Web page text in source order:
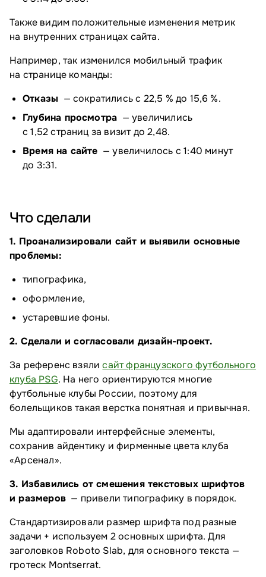
Также видим положительные изменения метрик
на внутренних страницах сайта.
Например, так изменился мобильный трафик
на странице команды:
Отказы — сократились с 22,5 % до 15,6 %.
Глубина просмотра — увеличились
с 1,52 страниц за визит до 2,48.
Время на сайте — увеличилось с 1:40 минут
до 3:31.
Что сделали
1. Проанализировали сайт и выявили основные
проблемы:
типографика,
оформление,
устаревшие фоны.
2. Сделали и согласовали дизайн-проект.
За референс взялисайт французского футбольного
клуба PSG. На него ориентируются многие
футбольные клубы России, поэтому для
болельщиков такая верстка понятная и привычная.
Мы адаптировали интерфейсные элементы,
сохранив айдентику и фирменные цвета клуба
«Арсенал».
3. Избавились от смешения текстовых шрифтов
и размеров— привели типографику в порядок.
Стандартизировали размер шрифта под разные
задачи + используем 2 основных шрифта. Для
заголовков Roboto Slab, для основного текста —
гротеск Montserrat.